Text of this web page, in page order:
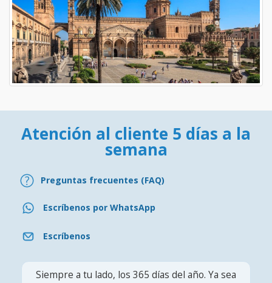
Atención al cliente 5 días a la
semana
Preguntas frecuentes (FAQ)
Escríbenos por WhatsApp
Escríbenos
Siempre a tu lado, los 365 días del año. Ya sea